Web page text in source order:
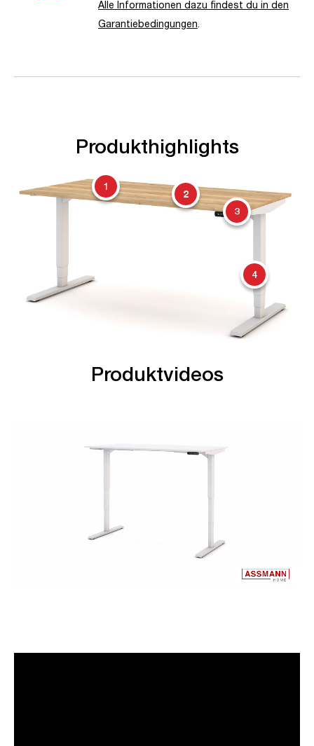
Alle Informationen dazu findest du in den
Garantiebedingungen.
Produkthighlights
1
2
3
4
Produktvideos